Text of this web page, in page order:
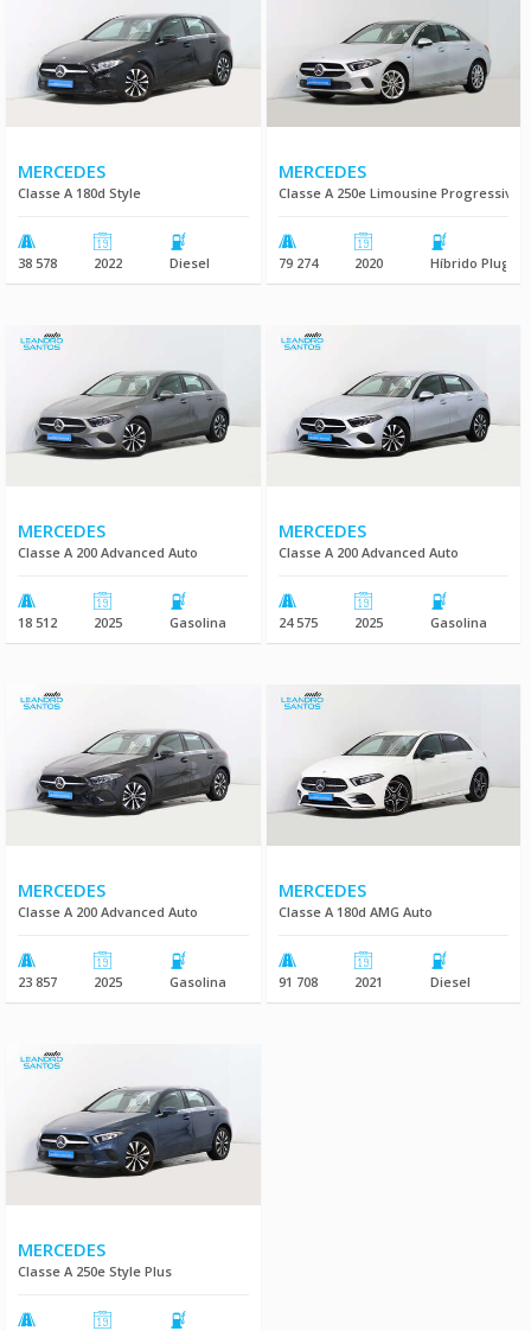
MERCEDES
Classe A 180d Style
38 578 2022 Diesel
MERCEDES
Classe A 250e Limousine Progressive
79 274 2020 Híbrido Plug-In
MERCEDES
Classe A 200 Advanced Auto
18 512 2025 Gasolina
MERCEDES
Classe A 200 Advanced Auto
24 575 2025 Gasolina
MERCEDES
Classe A 200 Advanced Auto
23 857 2025 Gasolina
MERCEDES
Classe A 180d AMG Auto
91 708 2021 Diesel
MERCEDES
Classe A 250e Style Plus